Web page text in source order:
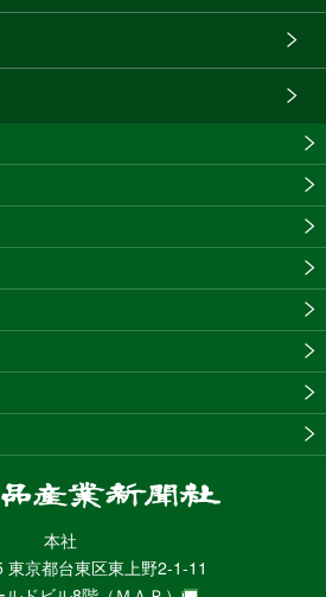
食
産
業
本社
東京都台東区東上野2-1-11